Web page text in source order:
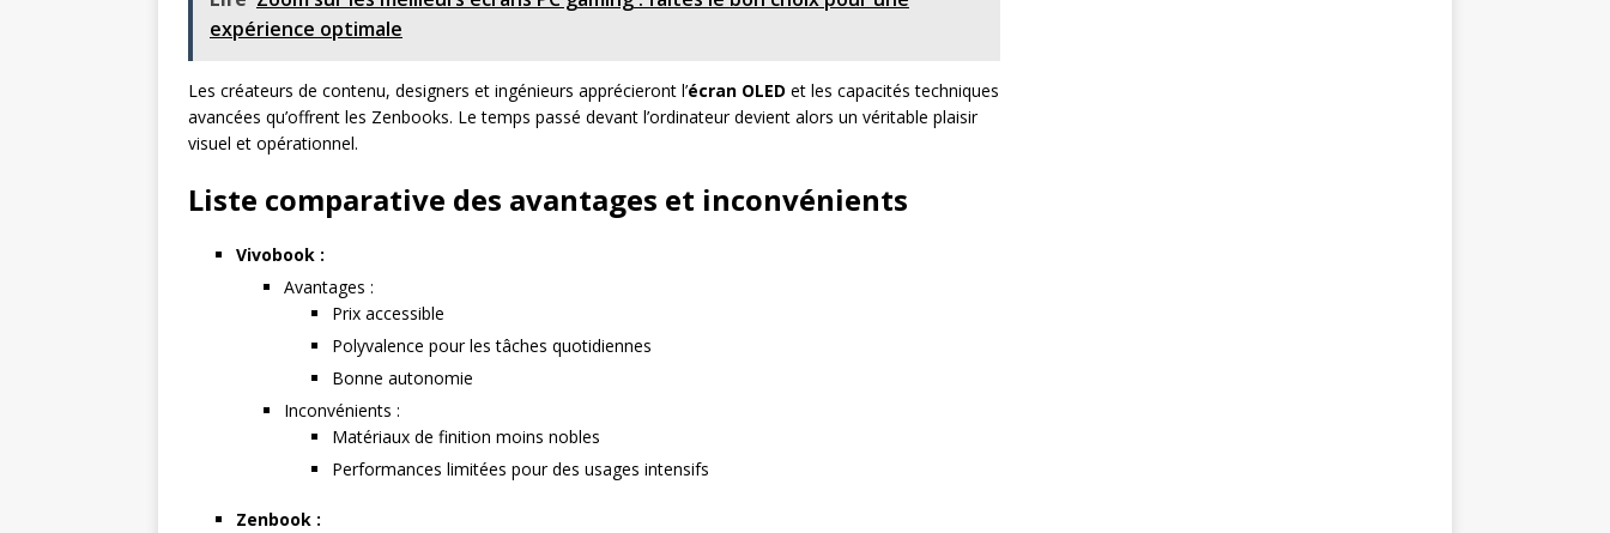
expérience optimale
Les créateurs de contenu, designers et ingénieurs apprécieront l’écran OLED et les capacités techniques
avancées qu’offrent les Zenbooks. Le temps passé devant l’ordinateur devient alors un véritable plaisir
visuel et opérationnel.
Liste comparative des avantages et inconvénients
Vivobook :
Avantages :
Prix accessible
Polyvalence pour les tâches quotidiennes
Bonne autonomie
Inconvénients :
Matériaux de finition moins nobles
Performances limitées pour des usages intensifs
Zenbook :